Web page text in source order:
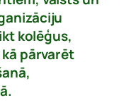
kolēģus,
pārvarēt